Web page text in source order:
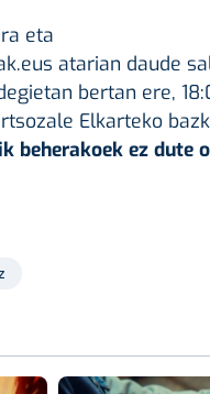
eta
atarian daude
bertan ere,
Elkarteko
beherakoek ez dute